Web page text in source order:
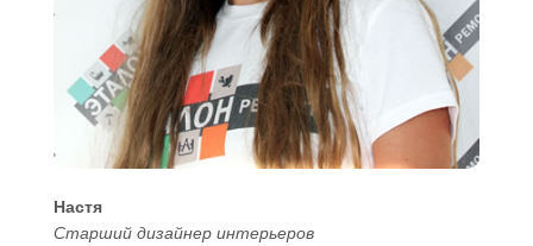
Настя
Старший дизайнер интерьеров